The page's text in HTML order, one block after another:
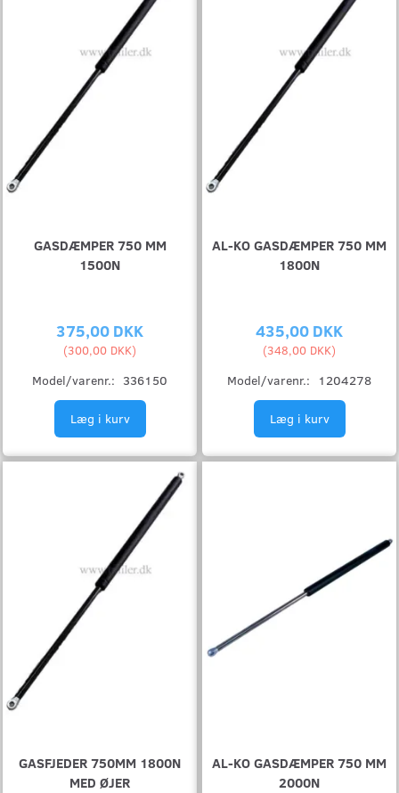
GASDÆMPER 750 MM
1500N
375,00 DKK
(300,00 DKK)
Model/varenr.: 336150
Læg i kurv
AL-KO GASDÆMPER 750 MM
1800N
435,00 DKK
(348,00 DKK)
Model/varenr.: 1204278
Læg i kurv
GASFJEDER 750MM 1800N
MED ØJER
AL-KO GASDÆMPER 750 MM
2000N